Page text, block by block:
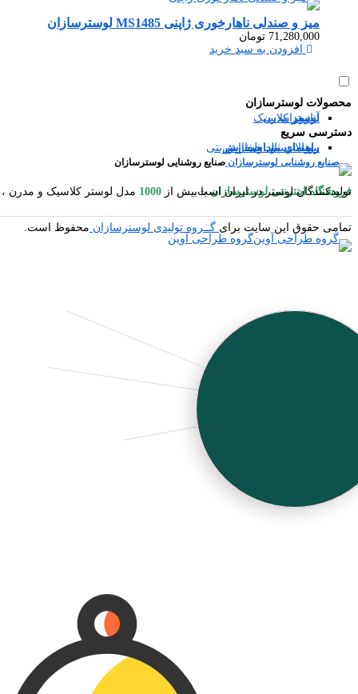
میز و صندلی ناهارخوری ژاپنی MS1485 لوسترسازان
71,280,000 تومان
افزودن به سبد خرید
محصولات لوسترسازان
لوستر کلاسیک
لوستر مدرن
آباژور
شمعدان
دسترسی سریع
راهنمای ثبت سفارش
رویه ارسال سفارش
راهنمای پرداخت اینترنتی
سوالات متداول
صنایع روشنایی لوسترسازان
فروشگاه اینترنتی لوسترسازانبا بیش از 1000 مدل لوستر کلاسیک و مدرن ، آباژور ایستاده و رومیزی ، شمعدان ، میوه خوری ایستاده و رومیزی ، کنارسالنی ایستاده ، دیوارکوب ، گردسوز و محصولات چوبی یکی از بزرگترین تولیدکنندگان لوستر در ایران است.
تمامی حقوق این سایت برای گــروه تولیدی لوسترسازان محفوظ است.
گروه طراحی آوین